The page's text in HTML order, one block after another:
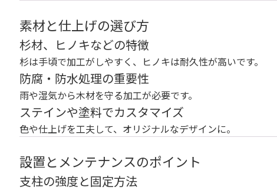
素材と仕上げの選び方
杉材、ヒノキなどの特徴
杉は手頃で加工がしやすく、ヒノキは耐久性が高いです。
防腐・防水処理の重要性
雨や湿気から木材を守る加工が必要です。
ステインや塗料でカスタマイズ
色や仕上げを工夫して、オリジナルなデザインに。
設置とメンテナンスのポイント
支柱の強度と固定方法